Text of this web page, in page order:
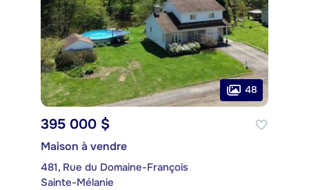
48
395 000 $
Maison à vendre
481, Rue du Domaine-François
Sainte-Mélanie